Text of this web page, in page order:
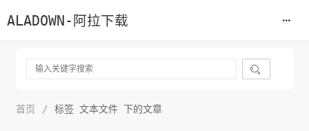
ALADOWN-阿拉下载

首页 / 标签 文本文件 下的文章